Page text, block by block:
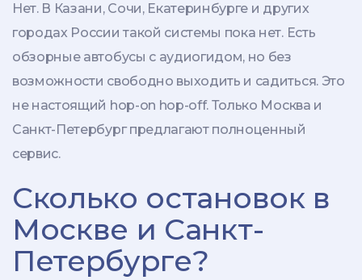
Нет. В Казани, Сочи, Екатеринбурге и других
городах России такой системы пока нет. Есть
обзорные автобусы с аудиогидом, но без
возможности свободно выходить и садиться. Это
не настоящий hop-on hop-off. Только Москва и
Санкт-Петербург предлагают полноценный
сервис.
Сколько остановок в
Москве и Санкт-
Петербурге?